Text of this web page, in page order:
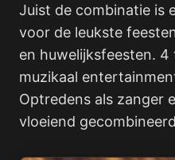
Juist de combinatie is
voor de leukste
en huwelijksfeesten.
muzikaal
Optredens als zanger
vloeiend